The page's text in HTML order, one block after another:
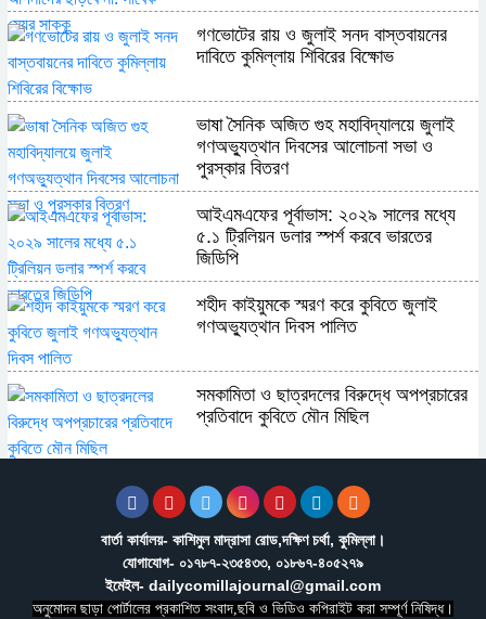
গণভোটের রায় ও জুলাই সনদ বাস্তবায়নের
দাবিতে কুমিল্লায় শিবিরের বিক্ষোভ
ভাষা সৈনিক অজিত গুহ মহাবিদ্যালয়ে জুলাই
গণঅভ্যুত্থান দিবসের আলোচনা সভা ও
পুরস্কার বিতরণ
​আইএমএফের পূর্বাভাস: ২০২৯ সালের মধ্যে
৫.১ ট্রিলিয়ন ডলার স্পর্শ করবে ভারতের
জিডিপি
শহীদ কাইয়ুমকে স্মরণ করে কুবিতে জুলাই
গণঅভ্যুত্থান দিবস পালিত
সমকামিতা ও ছাত্রদলের বিরুদ্ধে অপপ্রচারের
প্রতিবাদে কুবিতে মৌন মিছিল
অন্যের অধিকার নিয়ে সোচ্চার, নিজের ঘরে নীরব
পাকিস্তান
শ্রীপুর উপজেলা রিপোর্টার্স ক্লাবের নির্বাচনে
সভাপতি সোলায়মান, সম্পাদক কাশেম
বার্তা কার্যালয়- কাশিমুল মাদ্রাসা রোড,দক্ষিণ চর্থা, কুমিল্লা।
যোগাযোগ- ০১৭৮৭-২৩৫৪৩৩, ০১৮৬৭-৪০৫২৭৯
ইমেইল- dailycomillajournal@gmail.com
অনুমোদন ছাড়া পোর্টালের প্রকাশিত সংবাদ,ছবি ও ভিডিও কপিরাইট করা সম্পূর্ণ নিষিদ্ধ।